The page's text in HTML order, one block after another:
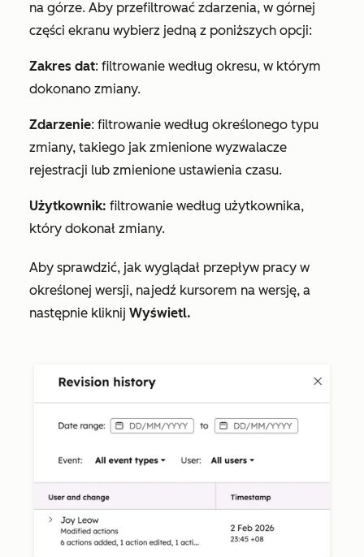
na górze. Aby przefiltrować zdarzenia, w górnej
części ekranu wybierz jedną z poniższych opcji:
Zakres dat: filtrowanie według okresu, w którym
dokonano zmiany.
Zdarzenie: filtrowanie według określonego typu
zmiany, takiego jak zmienione wyzwalacze
rejestracji lub zmienione ustawienia czasu.
Użytkownik: filtrowanie według użytkownika,
który dokonał zmiany.
Aby sprawdzić, jak wyglądał przepływ pracy w
określonej wersji, najedź kursorem na wersję, a
następnie kliknij Wyświetl.